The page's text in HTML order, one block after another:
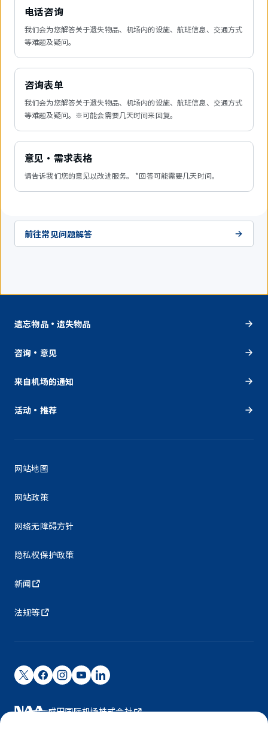
电话咨询
我们会为您解答关于遗失物品、机场内的设施、航班信息、交通方式
等难题及疑问。
咨询表单
我们会为您解答关于遗失物品、机场内的设施、航班信息、交通方式
等难题及疑问。※可能会需要几天时间来回复。
意见・需求表格
请告诉我们您的意见以改进服务。 *回答可能需要几天时间。
前往常见问题解答
遗忘物品・遗失物品
咨询・意见
来自机场的通知
活动・推荐
网站地图
网站政策
网络无障碍方针
隐私权保护政策
新闻
法规等
成田国际机场株式会社